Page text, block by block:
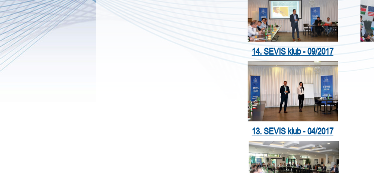
14. SEVIS klub - 09/2017
13. SEVIS klub - 04/2017